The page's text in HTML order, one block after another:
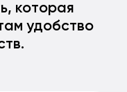
которая
удобство